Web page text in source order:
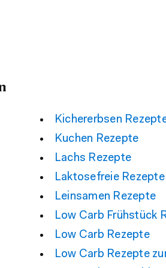
Kichererbsen
Kuchen Rezepte
Lachs Rezepte
Laktosefreie Rezepte
Leinsamen Rezepte
Low Carb Frühstück
Low Carb Rezepte
Low Carb Rezepte